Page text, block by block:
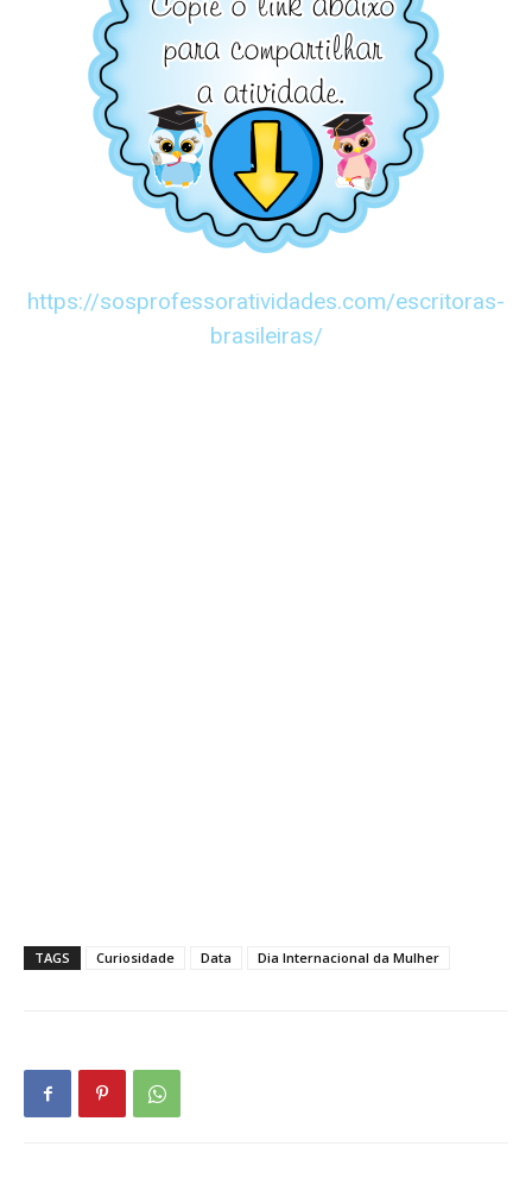
https://sosprofessoratividades.com/escritoras-
brasileiras/
TAGS Curiosidade Data Dia Internacional da Mulher